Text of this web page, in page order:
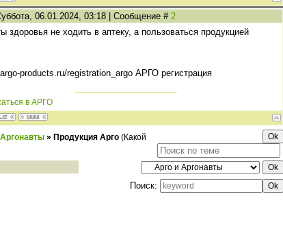
06.01.2024, 03:18 | Сообщение # 2
здоровья не ходить в аптеку, а пользоваться продукцией
products.ru/registration_argo АРГО регистрация
в АРГО
» Продукция Арго (Какой
Поиск: